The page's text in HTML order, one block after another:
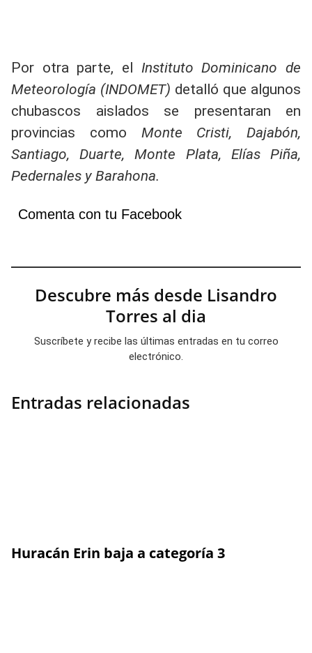
Por otra parte, el Instituto Dominicano de
Meteorología (INDOMET) detalló que algunos
chubascos aislados se presentaran en
provincias como Monte Cristi, Dajabón,
Santiago, Duarte, Monte Plata, Elías Piña,
Pedernales y Barahona.
Comenta con tu Facebook
Descubre más desde Lisandro
Torres al dia
Suscríbete y recibe las últimas entradas en tu correo
electrónico.
Entradas relacionadas
Huracán Erin baja a categoría 3